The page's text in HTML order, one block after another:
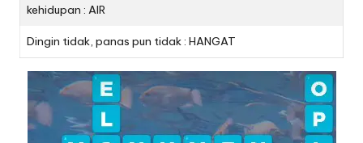
kehidupan : AIR
Dingin tidak, panas pun tidak : HANGAT